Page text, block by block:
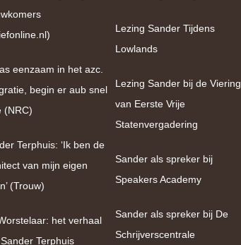
eenzaam in het azc.
begin er aub snel
(NRC)
Terphuis: ‘Ik ben de
van mijn eigen
(Trouw)
het verhaal
Terphuis
Lezing Sander Tijdens
Lowlands
Lezing Sander bij de Viering
van Eerste Vrije
Statenvergadering
Sander als spreker bij
Speakers Academy
Sander als spreker bij De
Schrijverscentrale